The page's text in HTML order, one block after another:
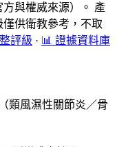
方與權威來源）。 產
供衛教參考，不取
評級 · 📊 證據資料庫
類風濕性關節炎／骨